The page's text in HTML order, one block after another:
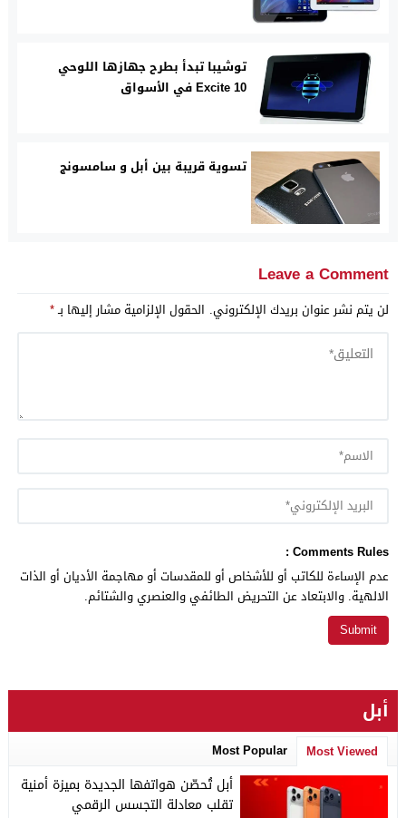
توشيبا تبدأ بطرح جهازها اللوحي
Excite 10 في الأسواق
تسوية قريبة بين أبل و سامسونج
Leave a Comment
لن يتم نشر عنوان بريدك الإلكتروني. الحقول الإلزامية مشار إليها بـ*
Comments Rules :
عدم الإساءة للكاتب أو للأشخاص أو للمقدسات أو مهاجمة الأديان أو الذات
الالهية. والابتعاد عن التحريض الطائفي والعنصري والشتائم.
أبل
Most Viewed
Most Popular
أبل تُحصّن هواتفها الجديدة بميزة أمنية
تقلب معادلة التجسس الرقمي